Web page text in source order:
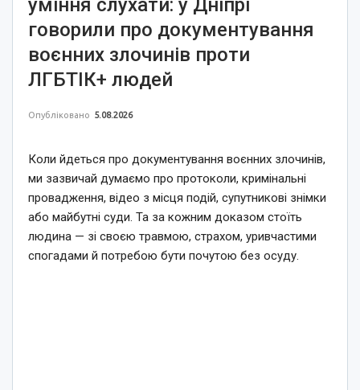
говорили про документування
воєнних злочинів проти
ЛГБТІК+ людей
Опубліковано 5.08.2026
Коли йдеться про документування воєнних злочинів,
ми зазвичай думаємо про протоколи, кримінальні
провадження, відео з місця подій, супутникові знімки
або майбутні суди. Та за кожним доказом стоїть
людина — зі своєю травмою, страхом, уривчастими
спогадами й потребою бути почутою без осуду.